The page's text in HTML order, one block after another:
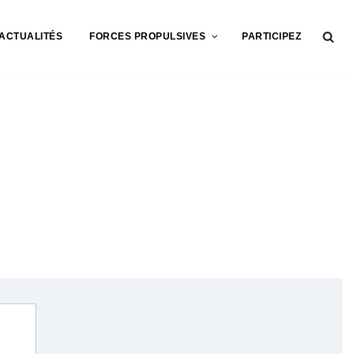
FORCES PROPULSIVES PARTICIPEZ